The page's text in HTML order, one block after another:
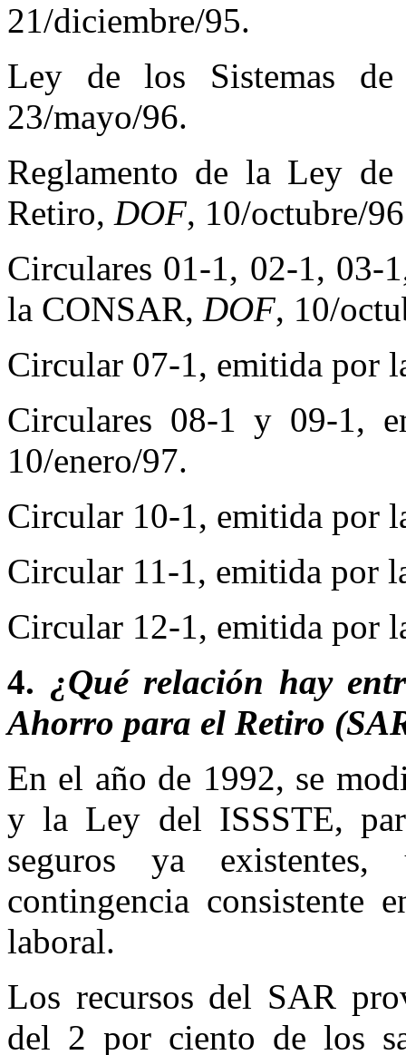
21/diciembre/95.
Ley de los Sistemas
23/mayo/96.
Reglamento de la Ley
Retiro, DOF, 10/octubre/96
Circulares 01-1, 02-1, 03-
la CONSAR, DOF, 10/
Circular 07-1, emitida por
Circulares 08-1 y 09-1,
10/enero/97.
Circular 10-1, emitida por
Circular 11-1, emitida por
Circular 12-1, emitida por
4. ¿Qué relación hay
Ahorro para el Retiro
En el año de 1992, se
y la Ley del ISSSTE,
seguros ya
contingencia
laboral.
Los recursos del SAR
del 2 por ciento de los